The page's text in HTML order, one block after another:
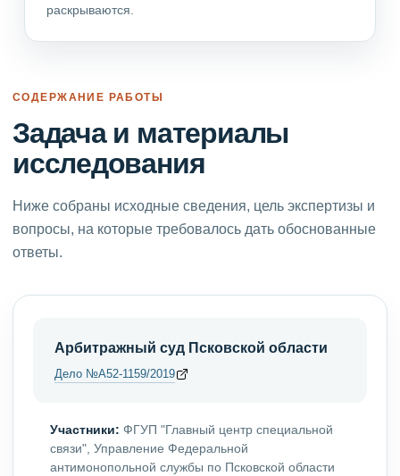
раскрываются.
СОДЕРЖАНИЕ РАБОТЫ
Задача и материалы
исследования
Ниже собраны исходные сведения, цель экспертизы и
вопросы, на которые требовалось дать обоснованные
ответы.
Арбитражный суд Псковской области
Дело №А52-1159/2019
Участники: ФГУП "Главный центр специальной
связи", Управление Федеральной
антимонопольной службы по Псковской области